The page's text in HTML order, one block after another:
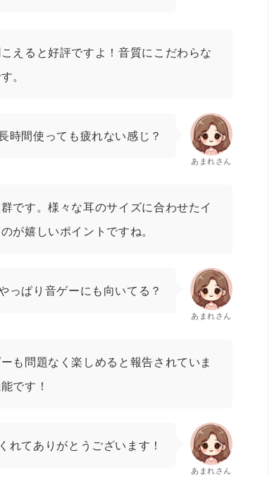
えると好評ですよ！音質にこだわらな
。
時間使っても疲れない感じ？
あまれさん
です。様々な耳のサイズに合わせたイ
が嬉しいポイントですね。
っぱり音ゲーにも向いてる？
あまれさん
も問題なく楽しめると報告されていま
です！
れてありがとうございます！
あまれさん